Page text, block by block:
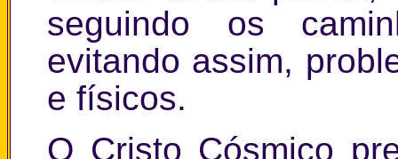
seguindo os
evitando assim,
e físicos.
O Cristo Cósmico